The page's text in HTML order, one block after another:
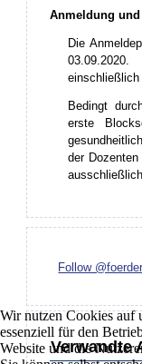
Anmeldung
Die
einschließlich
Bedingt
erste
der
Follow
Verwandte
Wir nutzen Cookies auf
essenziell für den
Website und die